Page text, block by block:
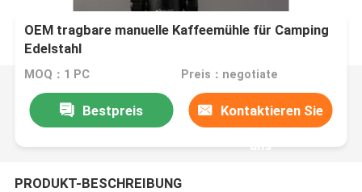
OEM tragbare manuelle Kaffeemühle für Camping
Edelstahl
MOQ：1 PC Preis：negotiate
Bestpreis Kontaktieren Sie
uns
PRODUKT-BESCHREIBUNG